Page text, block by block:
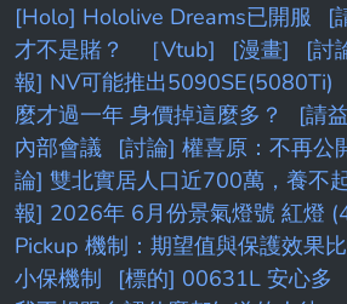
[Holo] Hololive Dreams已開服
[
才不是賭？
［Vtub] [漫畫] [討
報] NV可能推出5090SE(5080Ti)
麼才過一年 身價掉這麼多？
[請
內部會議
[討論] 權喜原：不再公
論] 雙北實居人口近700萬，養不
報] 2026年 6月份景氣燈號 紅燈
Pickup 機制：期望值與保護效果
小保機制
[標的] 00631L 安心多